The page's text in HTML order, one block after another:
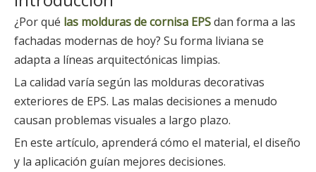
¿Por qué las molduras de cornisa EPSdan forma a las
fachadas modernas de hoy? Su forma liviana se
adapta a líneas arquitectónicas limpias.
La calidad varía según las molduras decorativas
exteriores de EPS. Las malas decisiones a menudo
causan problemas visuales a largo plazo.
En este artículo, aprenderá cómo el material, el diseño
y la aplicación guían mejores decisiones.